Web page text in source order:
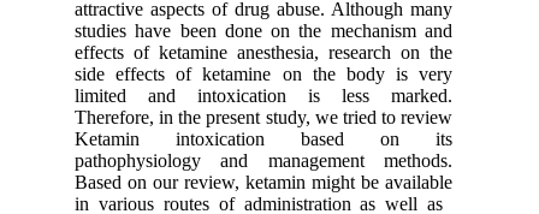
attractive aspects of drug abuse. Although many
studies have been done on the mechanism and
effects of ketamine anesthesia, research on the
side effects of ketamine on the body is very
limited and intoxication is less marked.
Therefore, in the present study, we tried to review
Ketamin intoxication based on its
pathophysiology and management methods.
Based on our review, ketamin might be available
in various routes of administration as well as